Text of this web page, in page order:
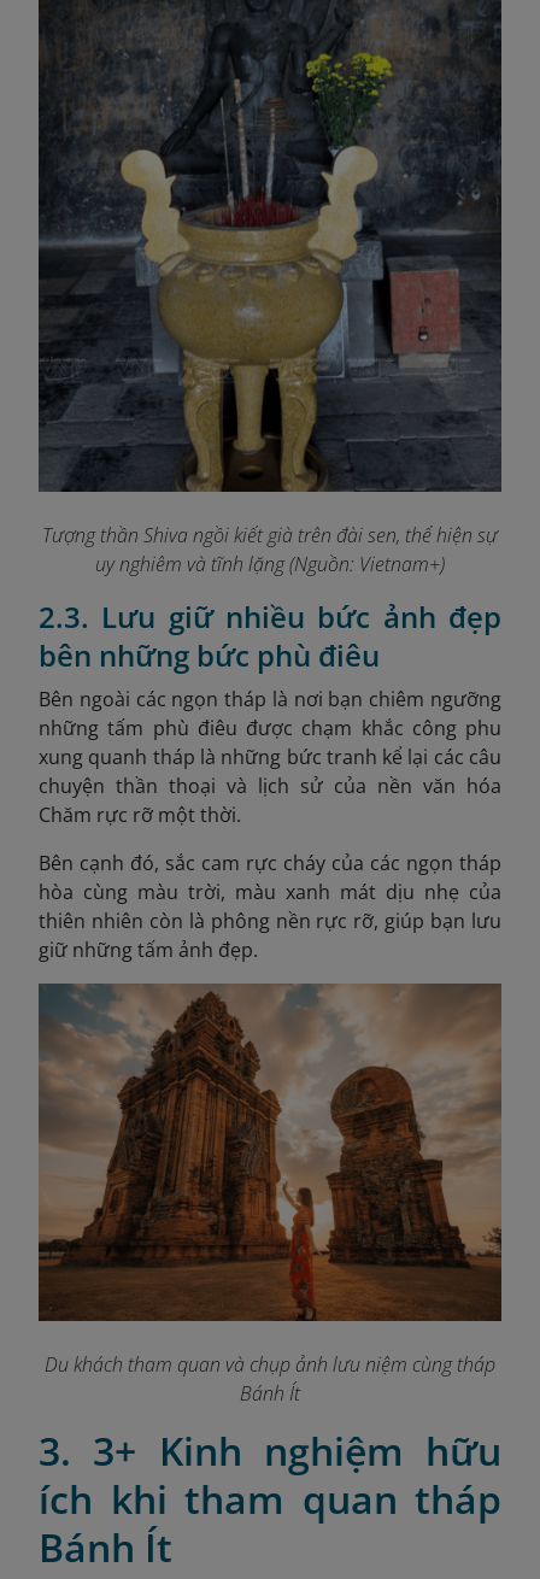
Tượng thần Shiva ngồi kiết già trên đài sen, thể hiện sự
uy nghiêm và tĩnh lặng (Nguồn: Vietnam+)
2.3. Lưu giữ nhiều bức ảnh đẹp
bên những bức phù điêu
Bên ngoài các ngọn tháp là nơi bạn chiêm ngưỡng
những tấm phù điêu được chạm khắc công phu
xung quanh tháp là những bức tranh kể lại các câu
chuyện thần thoại và lịch sử của nền văn hóa
Chăm rực rỡ một thời.
Bên cạnh đó, sắc cam rực cháy của các ngọn tháp
hòa cùng màu trời, màu xanh mát dịu nhẹ của
thiên nhiên còn là phông nền rực rỡ, giúp bạn lưu
giữ những tấm ảnh đẹp.
Du khách tham quan và chụp ảnh lưu niệm cùng tháp
Bánh Ít
3. 3+ Kinh nghiệm hữu
ích khi tham quan tháp
Bánh Ít